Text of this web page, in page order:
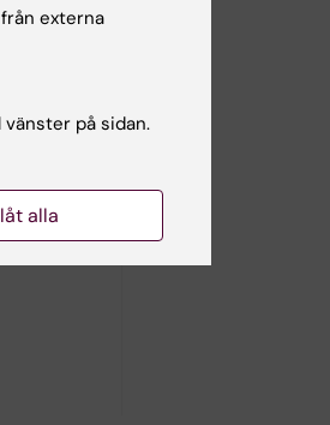
externa
på sidan.
alla